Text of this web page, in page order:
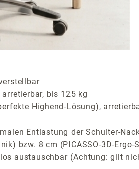
bis 125 kg
Highend-Lösung),
Entlastung der Schulter-
bzw. 8 cm (PICASSO-3D-Ergo-
austauschbar (Achtung: gilt